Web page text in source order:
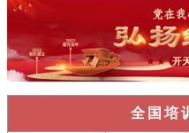
全国培